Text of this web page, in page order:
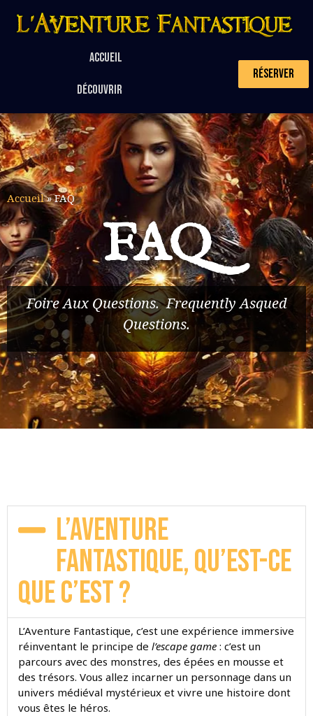
Accueil
Découvrir
Réserver
Accueil»FAQ
FAQ
Foire Aux Questions. Frequently Asqued
Questions.
L’Aventure
Fantastique, qu’est-ce
que c’est ?
L’Aventure Fantastique, c’est une expérience immersive
réinventant le principe de l’escape game : c’est un
parcours avec des monstres, des épées en mousse et
des trésors. Vous allez incarner un personnage dans un
univers médiéval mystérieux et vivre une histoire dont
vous êtes le héros.